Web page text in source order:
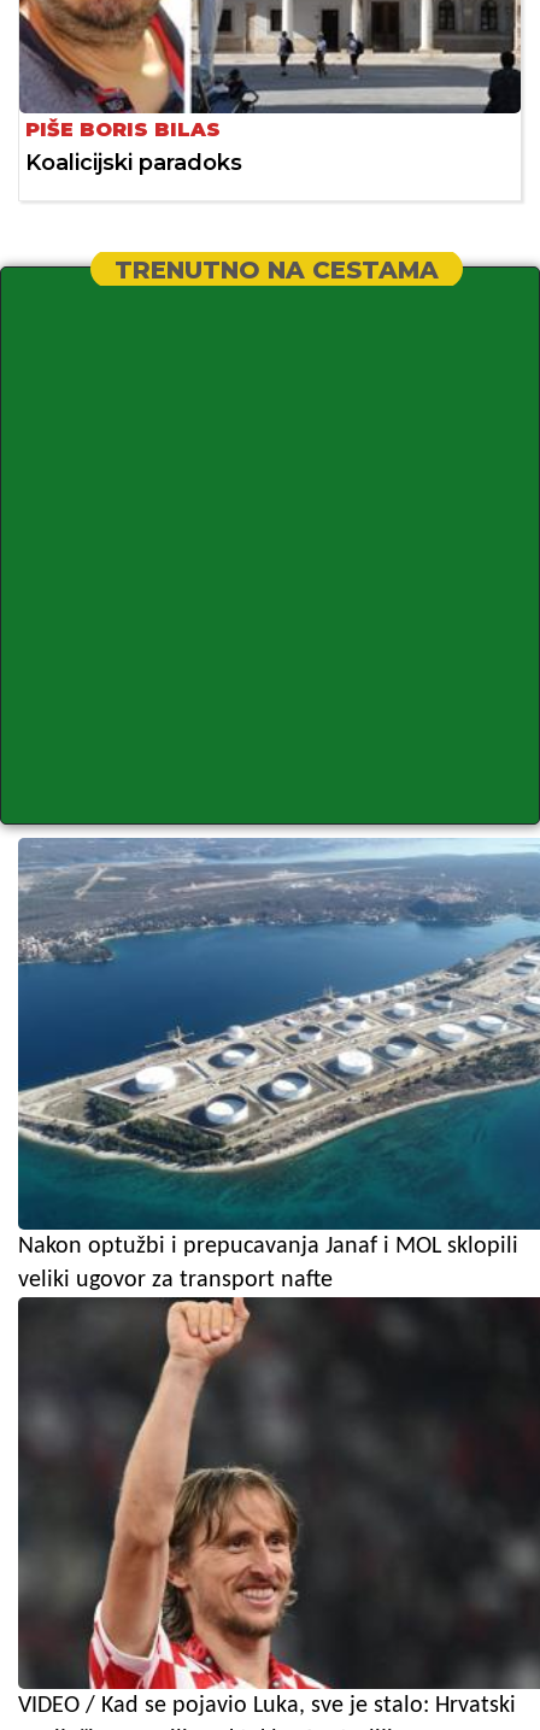
PIŠE BORIS BILAS
Koalicijski paradoks
TRENUTNO NA CESTAMA
Nakon optužbi i prepucavanja Janaf i MOL sklopili
veliki ugovor za transport nafte
VIDEO / Kad se pojavio Luka, sve je stalo: Hrvatski